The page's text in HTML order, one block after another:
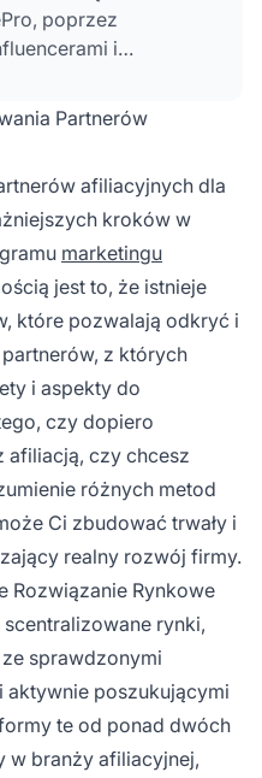
poprzez
i
katalogi
Każda z metod
od potrzeb i
Partnerów
afiliacyjnych dla
kroków w
marketingu
jest to, że istnieje
które pozwalają odkryć i
z których
i aspekty do
czy dopiero
afiliacją, czy chcesz
różnych metod
Ci zbudować trwały i
realny rozwój firmy.
Rozwiązanie Rynkowe
rynki,
sprawdzonymi
poszukującymi
te od ponad dwóch
w branży afiliacyjnej,